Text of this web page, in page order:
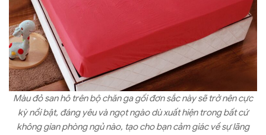
Màu đỏ san hô trên bộ chăn ga gối đơn sắc này sẽ trở nên cực
kỳ nổi bật, đáng yêu và ngọt ngào dù xuất hiện trong bất cứ
không gian phòng ngủ nào, tạo cho bạn cảm giác về sự lãng